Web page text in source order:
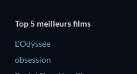
Top 5 meilleurs films
L'Odyssée
obsession